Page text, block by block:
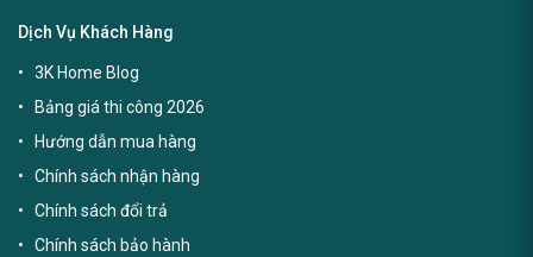
Dịch Vụ Khách Hàng
3K Home Blog
Bảng giá thi công 2026
Hướng dẫn mua hàng
Chính sách nhận hàng
Chính sách đổi trả
Chính sách bảo hành